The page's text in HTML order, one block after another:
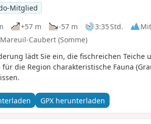
Mitglied
+57 m -57 m 3:35 Std.
Caubert (Somme)
lädt Sie ein, die fischreichen Teiche
die Region charakteristische Fauna
GPX herunterladen